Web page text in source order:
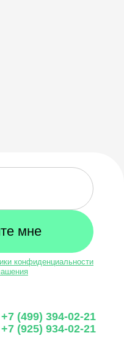
конфиденциальности
+7 (499) 394-02-21
+7 (925) 934-02-21